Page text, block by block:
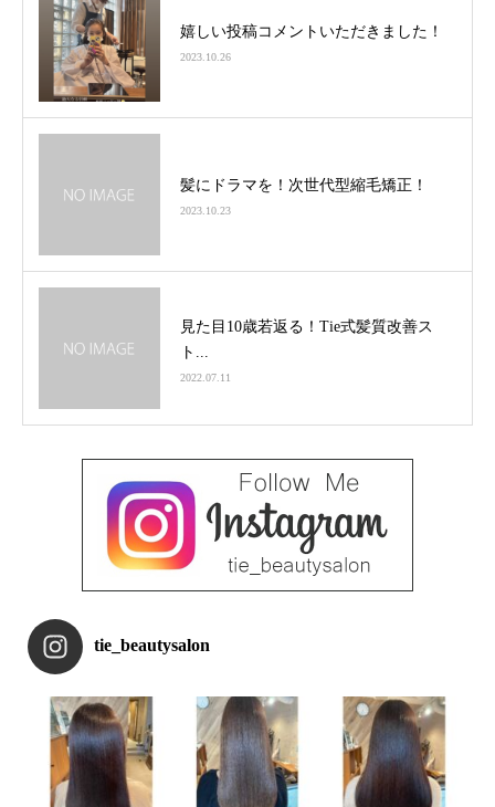
嬉しい投稿コメントいただきました！
2023.10.26
髪にドラマを！次世代型縮毛矯正！
2023.10.23
見た目10歳若返る！Tie式髪質改善ス
ト...
2022.07.11
tie_beautysalon